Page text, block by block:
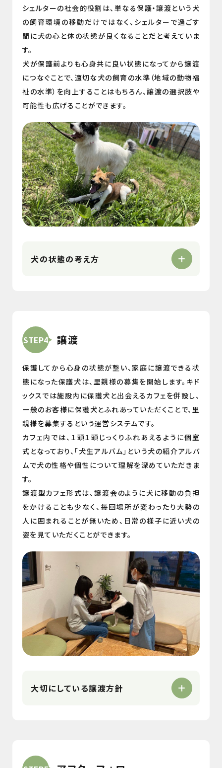
シェルターの社会的役割は、単なる保護・譲渡という犬
の飼育環境の移動だけではなく、シェルターで過ごす
間に犬の心と体の状態が良くなることだと考えていま
す。
犬が保護前よりも心身共に良い状態になってから譲渡
につなぐことで、適切な犬の飼育の水準（地域の動物福
祉の水準）を向上することはもちろん、譲渡の選択肢や
可能性も広げることができます。
犬の状態の考え方
STEP4 譲渡
保護してから心身の状態が整い、家庭に譲渡できる状
態になった保護犬は、里親様の募集を開始します。キド
ックスでは施設内に保護犬と出会えるカフェを併設し、
一般のお客様に保護犬とふれあっていただくことで、里
親様を募集するという運営システムです。
カフェ内では、１頭１頭じっくりふれあえるように個室
式となっており、「犬生アルバム」という犬の紹介アルバ
ムで犬の性格や個性について理解を深めていただきま
す。
譲渡型カフェ形式は、譲渡会のように犬に移動の負担
をかけることも少なく、毎回場所が変わったり大勢の
人に囲まれることが無いため、日常の様子に近い犬の
姿を見ていただくことができます。
大切にしている譲渡方針